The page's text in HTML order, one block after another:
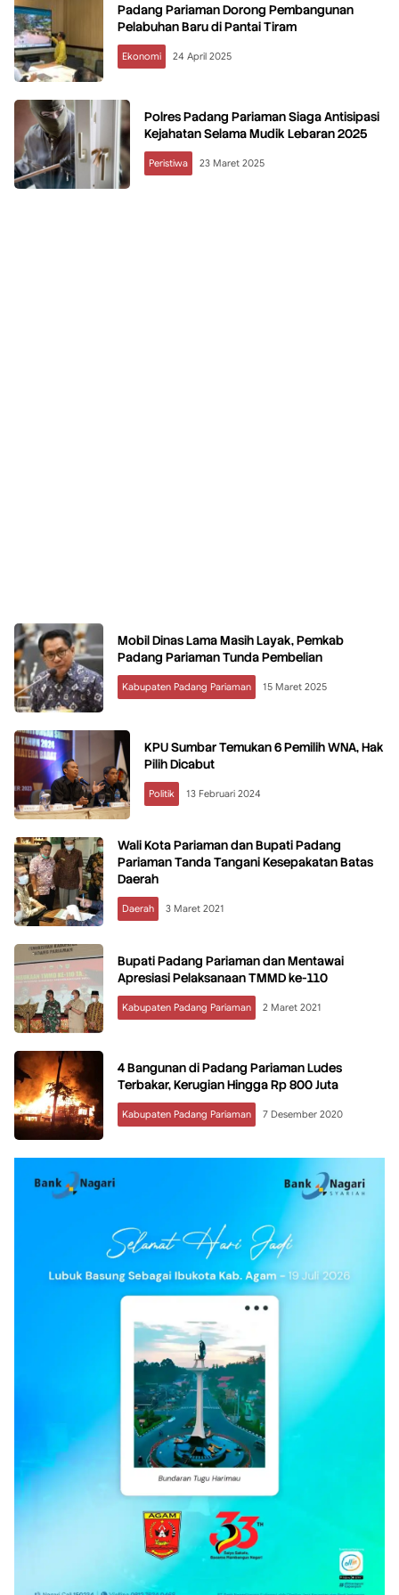
Padang Pariaman Dorong Pembangunan
Pelabuhan Baru di Pantai Tiram
Ekonomi 24 April 2025
Polres Padang Pariaman Siaga Antisipasi
Kejahatan Selama Mudik Lebaran 2025
Peristiwa 23 Maret 2025
Mobil Dinas Lama Masih Layak, Pemkab
Padang Pariaman Tunda Pembelian
Kabupaten Padang Pariaman 15 Maret 2025
KPU Sumbar Temukan 6 Pemilih WNA, Hak
Pilih Dicabut
Politik 13 Februari 2024
Wali Kota Pariaman dan Bupati Padang
Pariaman Tanda Tangani Kesepakatan Batas
Daerah
Daerah 3 Maret 2021
Bupati Padang Pariaman dan Mentawai
Apresiasi Pelaksanaan TMMD ke-110
Kabupaten Padang Pariaman 2 Maret 2021
4 Bangunan di Padang Pariaman Ludes
Terbakar, Kerugian Hingga Rp 800 Juta
Kabupaten Padang Pariaman 7 Desember 2020